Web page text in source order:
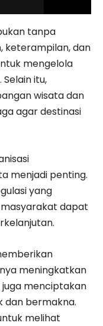
tanpa
keterampilan, dan
mengelola
itu,
wisata dan
agar destinasi
menjadi penting.
yang
dapat
meningkatkan
menciptakan
dan bermakna.
melihat